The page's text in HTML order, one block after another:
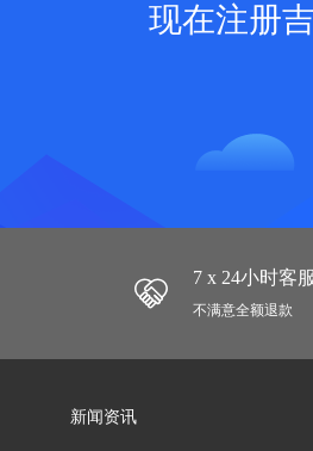
现在注册
7 x 24小时客
不满意全额退款
新闻资讯